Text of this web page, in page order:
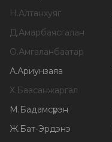
Н.Алтанхуяг
Д.Амарбаясгалан
О.Амгаланбаатар
А.Ариунзаяа
Х.Баасанжаргал
М.Бадамсүрэн
Ж.Бат-Эрдэнэ